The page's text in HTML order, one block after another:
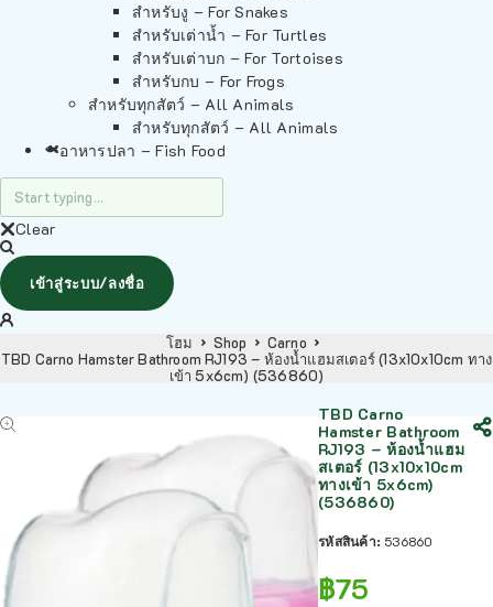
สำหรับงู – For Snakes
สำหรับเต่าน้ำ – For Turtles
สำหรับเต่าบก – For Tortoises
สำหรับกบ – For Frogs
สำหรับทุกสัตว์ – All Animals
สำหรับทุกสัตว์ – All Animals
อาหารปลา – Fish Food
Clear
เข้าสู่ระบบ/ลงชื่อ
โฮม Shop
Carno
TBD Carno Hamster Bathroom RJ193 – ห้องน้ำแฮมสเตอร์ (13x10x10cm ทาง
เข้า 5x6cm) (536860)
TBD Carno
Hamster Bathroom
RJ193 – ห้องน้ำแฮม
สเตอร์ (13x10x10cm
ทางเข้า 5x6cm)
(536860)
รหัสสินค้า: 536860
฿75